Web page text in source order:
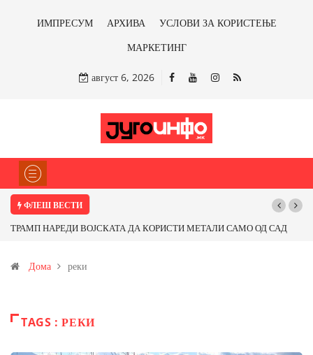
ИМПРЕСУМ АРХИВА
УСЛОВИ ЗА КОРИСТЕЊЕ
МАРКЕТИНГ
август 6, 2026
ФЛЕШ ВЕСТИ
ТРАМП НАРЕДИ ВОЈСКАТА ДА КОРИСТИ МЕТАЛИ САМО ОД САД
Иловица и со антимонот?
Дома реки
TAGS : РЕКИ